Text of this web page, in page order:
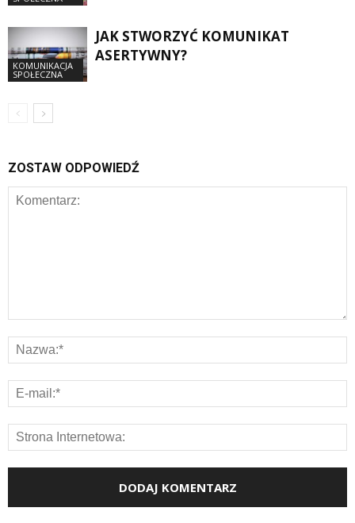
KOMUNIKACJA
SPOŁECZNA
JAK STWORZYĆ KOMUNIKAT
ASERTYWNY?
ZOSTAW ODPOWIEDŹ